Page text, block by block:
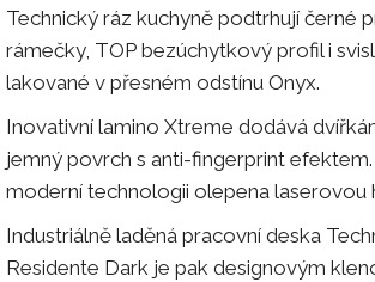
Technický ráz kuchyně podtrhují černé
rámečky, TOP bezúchytkový profil i
lakované v přesném odstínu Onyx.
Inovativní lamino Xtreme dodává
jemný povrch s anti-fingerprint
moderní technologii olepena laserovou
Industriálně laděná pracovní deska
Residente Dark je pak designovým